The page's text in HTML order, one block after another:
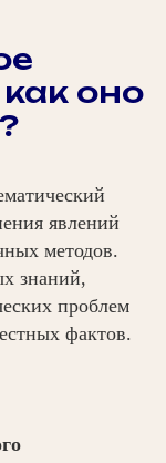
оно
явлений
методов.
знаний,
проблем
фактов.